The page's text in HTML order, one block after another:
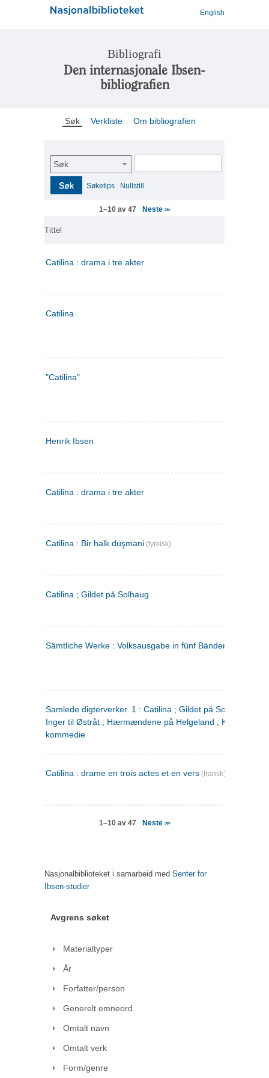
English
Bibliografi
Den internasjonale Ibsen-
bibliografien
Søk Verkliste Om bibliografien
Søk
Søk Søketips Nullstill
1–10 av 47 Neste>>
Tittel
Catilina : drama i tre akter
Catilina
"Catilina"
Henrik Ibsen
Catilina : drama i tre akter
Catilina : Bir halk düşmani (tyrkisk)
Catilina ; Gildet på Solhaug
Sämtliche Werke : Volksausgabe in fünf Bänden
Samlede digterverker. 1 : Catilina ; Gildet på Solhaug ; Fru
Inger til Østråt ; Hærmændene på Helgeland ;
kommedie
Catilina : drame en trois actes et en vers (fransk)
1–10 av 47 Neste>>
Nasjonalbiblioteket i samarbeid med Senter for
Ibsen-studier
Avgrens søket
Materialtyper
År
Forfatter/person
Generelt emneord
Omtalt navn
Omtalt verk
Form/genre